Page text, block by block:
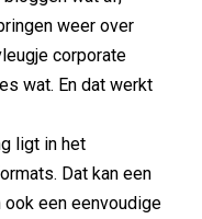
weer over
corporate
wat. En dat werkt
ligt in het
Dat kan een
een eenvoudige